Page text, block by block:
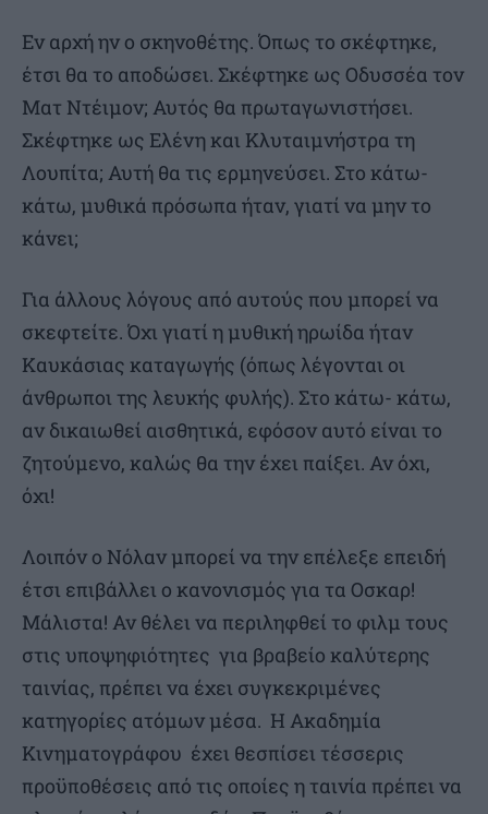
Εν αρχή ην ο σκηνοθέτης. Όπως το σκέφτηκε,
έτσι θα το αποδώσει. Σκέφτηκε ως Οδυσσέα τον
Ματ Ντέιμον; Αυτός θα πρωταγωνιστήσει.
Σκέφτηκε ως Ελένη και Κλυταιμνήστρα τη
Λουπίτα; Αυτή θα τις ερμηνεύσει. Στο κάτω-
κάτω, μυθικά πρόσωπα ήταν, γιατί να μην το
κάνει;
Για άλλους λόγους από αυτούς που μπορεί να
σκεφτείτε. Όχι γιατί η μυθική ηρωίδα ήταν
Καυκάσιας καταγωγής (όπως λέγονται οι
άνθρωποι της λευκής φυλής). Στο κάτω- κάτω,
αν δικαιωθεί αισθητικά, εφόσον αυτό είναι το
ζητούμενο, καλώς θα την έχει παίξει. Αν όχι,
όχι!
Λοιπόν ο Νόλαν μπορεί να την επέλεξε επειδή
έτσι επιβάλλει ο κανονισμός για τα Οσκαρ!
Μάλιστα! Αν θέλει να περιληφθεί το φιλμ τους
στις υποψηφιότητες για βραβείο καλύτερης
ταινίας, πρέπει να έχει συγκεκριμένες
κατηγορίες ατόμων μέσα. Η Ακαδημία
Κινηματογράφου έχει θεσπίσει τέσσερις
προϋποθέσεις από τις οποίες η ταινία πρέπει να